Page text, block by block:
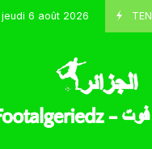
jeudi 6 août 2026 Octobre 8,